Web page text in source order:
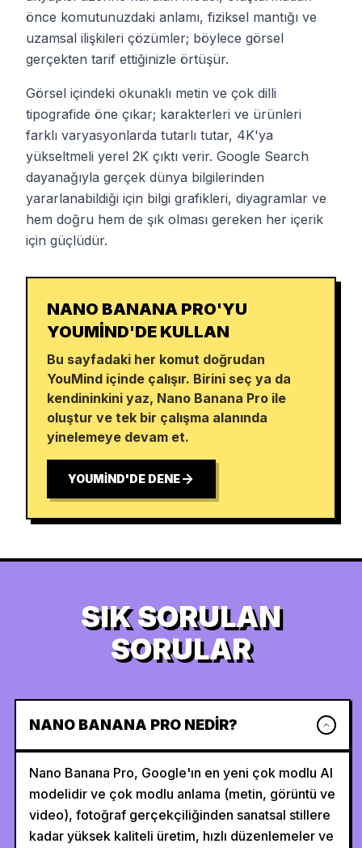
önce komutunuzdaki anlamı, fiziksel mantığı ve
uzamsal ilişkileri çözümler; böylece görsel
gerçekten tarif ettiğinizle örtüşür.
Görsel içindeki okunaklı metin ve çok dilli
tipografide öne çıkar; karakterleri ve ürünleri
farklı varyasyonlarda tutarlı tutar, 4K'ya
yükseltmeli yerel 2K çıktı verir. Google Search
dayanağıyla gerçek dünya bilgilerinden
yararlanabildiği için bilgi grafikleri, diyagramlar ve
hem doğru hem de şık olması gereken her içerik
için güçlüdür.
NANO BANANA PRO'YU
YOUMIND'DE KULLAN
Bu sayfadaki her komut doğrudan
YouMind içinde çalışır. Birini seç ya da
kendininkini yaz, Nano Banana Pro ile
oluştur ve tek bir çalışma alanında
yinelemeye devam et.
YOUMIND'DE DENE
SIK SORULAN
SORULAR
NANO BANANA PRO NEDIR?
Nano Banana Pro, Google'ın en yeni çok modlu AI
modelidir ve çok modlu anlama (metin, görüntü ve
video), fotoğraf gerçekçiliğinden sanatsal stillere
kadar yüksek kaliteli üretim, hızlı düzenlemeler ve